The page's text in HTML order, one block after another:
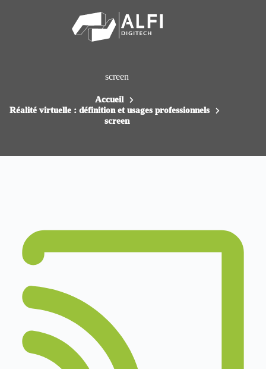
screen
Accueil
Réalité virtuelle : définition et usages professionnels
screen